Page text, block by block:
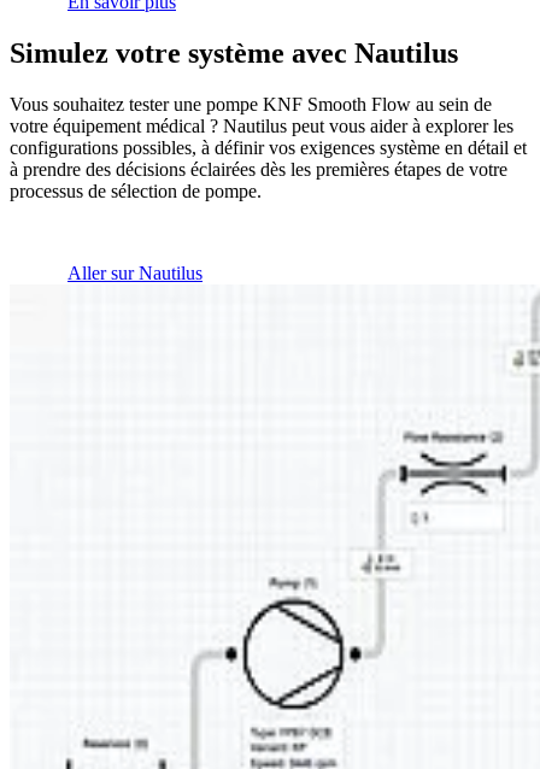
Simulez votre système avec Nautilus
Vous souhaitez tester une pompe KNF Smooth Flow au sein de
votre équipement médical ? Nautilus peut vous aider à explorer les
configurations possibles, à définir vos exigences système en détail et
à prendre des décisions éclairées dès les premières étapes de votre
processus de sélection de pompe.
Aller sur Nautilus